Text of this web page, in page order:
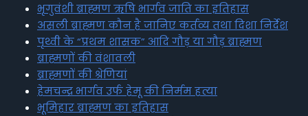
भृगुवंशी ब्राह्मण ऋषि भार्गव जाति का इतिहास
असली ब्राह्मण कौन है जानिए कर्तव्य तथा दिशा निर्देश
पृथ्वी के “प्रथम शासक” आदि गौड़ या गौड़ ब्राह्मण
ब्राह्मणों की वंशावली
ब्राह्मणों की श्रेणियां
हेमचन्द्र भार्गव उर्फ हेमू की निर्मम हत्या
भूमिहार ब्राह्मण का इतिहास